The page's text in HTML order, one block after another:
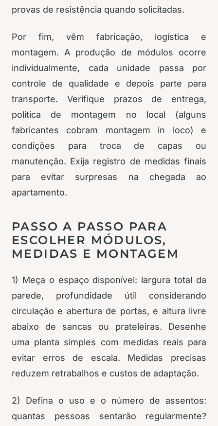
provas de resistência quando solicitadas.
Por fim, vêm fabricação, logística e
montagem. A produção de módulos ocorre
individualmente, cada unidade passa por
controle de qualidade e depois parte para
transporte. Verifique prazos de entrega,
política de montagem no local (alguns
fabricantes cobram montagem in loco) e
condições para troca de capas ou
manutenção. Exija registro de medidas finais
para evitar surpresas na chegada ao
apartamento.
PASSO A PASSO PARA
ESCOLHER MÓDULOS,
MEDIDAS E MONTAGEM
1) Meça o espaço disponível: largura total da
parede, profundidade útil considerando
circulação e abertura de portas, e altura livre
abaixo de sancas ou prateleiras. Desenhe
uma planta simples com medidas reais para
evitar erros de escala. Medidas precisas
reduzem retrabalhos e custos de adaptação.
2) Defina o uso e o número de assentos:
quantas pessoas sentarão regularmente?